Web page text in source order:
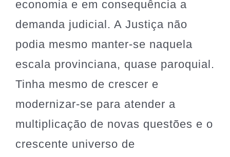
economia e em consequência a
demanda judicial. A Justiça não
podia mesmo manter-se naquela
escala provinciana, quase paroquial.
Tinha mesmo de crescer e
modernizar-se para atender a
multiplicação de novas questões e o
crescente universo de